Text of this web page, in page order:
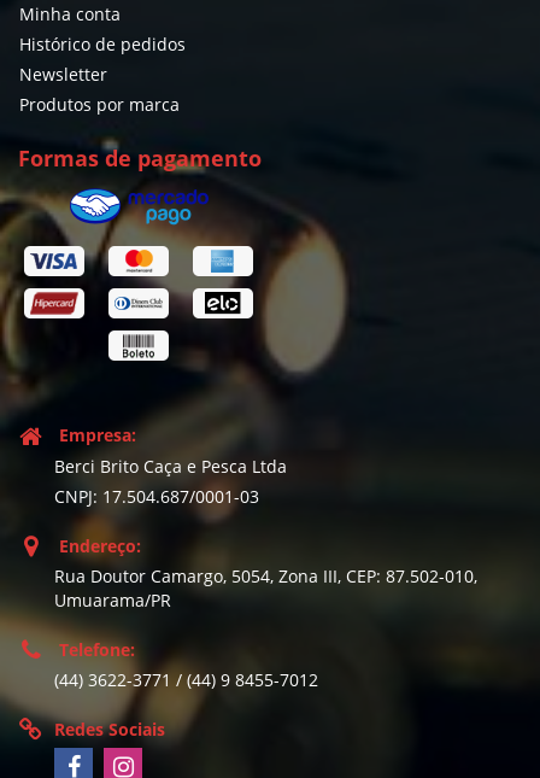
Minha conta
Histórico de pedidos
Newsletter
Produtos por marca
Formas de pagamento
Empresa:
Berci Brito Caça e Pesca Ltda
CNPJ: 17.504.687/0001-03
Endereço:
Rua Doutor Camargo, 5054, Zona III, CEP: 87.502-010,
Umuarama/PR
Telefone:
(44) 3622-3771 / (44) 9 8455-7012
Redes Sociais